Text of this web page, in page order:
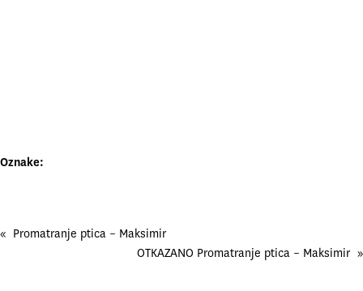
Oznake:
« Promatranje ptica – Maksimir
OTKAZANO Promatranje ptica – Maksimir »